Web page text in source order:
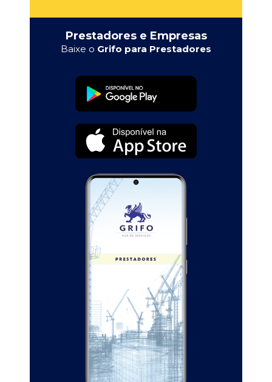
Prestadores e Empresas
Baixe o Grifo para Prestadores